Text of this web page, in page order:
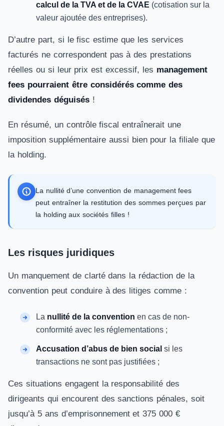
calcul de la TVA et de la CVAE (cotisation sur la
valeur ajoutée des entreprises).
D’autre part, si le fisc estime que les services
facturés ne correspondent pas à des prestations
réelles ou si leur prix est excessif, les management
fees pourraient être considérés comme des
dividendes déguisés!
En résumé, un contrôle fiscal entraînerait une
imposition supplémentaire aussi bien pour la filiale que
la holding.
La nullité d’une convention de management fees
peut entraîner la restitution des sommes perçues par
la holding aux sociétés filles !
Les risques juridiques
Un manquement de clarté dans la rédaction de la
convention peut conduire à des litiges comme :
La nullité de la convention en cas de non-
conformité avec les réglementations ;
Accusation d’abus de bien social si les
transactions ne sont pas justifiées ;
Ces situations engagent la responsabilité des
dirigeants qui encourent des sanctions pénales, soit
jusqu’à 5 ans d’emprisonnement et 375 000 €